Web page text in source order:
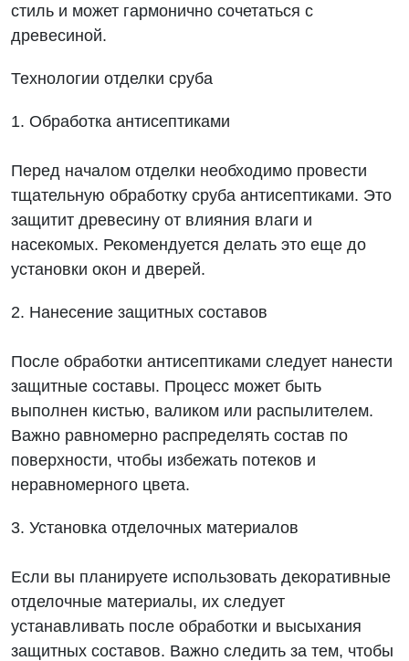
стиль и может гармонично сочетаться с
древесиной.
Технологии отделки сруба
1. Обработка антисептиками
Перед началом отделки необходимо провести
тщательную обработку сруба антисептиками. Это
защитит древесину от влияния влаги и
насекомых. Рекомендуется делать это еще до
установки окон и дверей.
2. Нанесение защитных составов
После обработки антисептиками следует нанести
защитные составы. Процесс может быть
выполнен кистью, валиком или распылителем.
Важно равномерно распределять состав по
поверхности, чтобы избежать потеков и
неравномерного цвета.
3. Установка отделочных материалов
Если вы планируете использовать декоративные
отделочные материалы, их следует
устанавливать после обработки и высыхания
защитных составов. Важно следить за тем, чтобы